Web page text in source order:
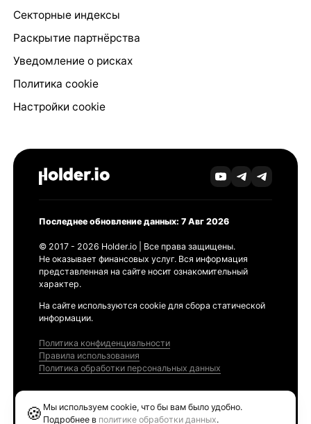
Секторные индексы
Раскрытие партнёрства
Уведомление о рисках
Политика cookie
Настройки cookie
Последнее обновление данных: 7 Авг 2026
© 2017 - 2026 Holder.io | Все права защищены.
Не оказывает финансовых услуг. Вся информация
представленная на сайте носит ознакомительный
характер.
На сайте используются cookie для сбора статической
информации.
Политика конфиденциальности
Правила использования
Политика обработки персональных данных
🍪 Мы используем cookie, что бы вам было удобно.
Подробнее в политике обработки данных.
Ethereum GAS Tracker